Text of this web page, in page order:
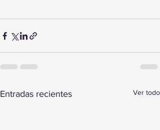
Entradas recientes Ver todo